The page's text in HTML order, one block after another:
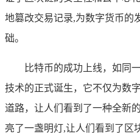
地篡改交易记录,为数字货币的
础。
比特币的成功上线，如同
技术的正式诞生，它不仅为数
道路，让人们看到了一种全新
亮了一盏明灯,让人们看到了区